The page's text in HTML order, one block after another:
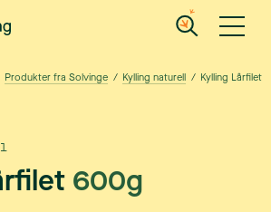
Produkter fra Solvinge / Kylling naturell / Kylling Lårfilet
600g